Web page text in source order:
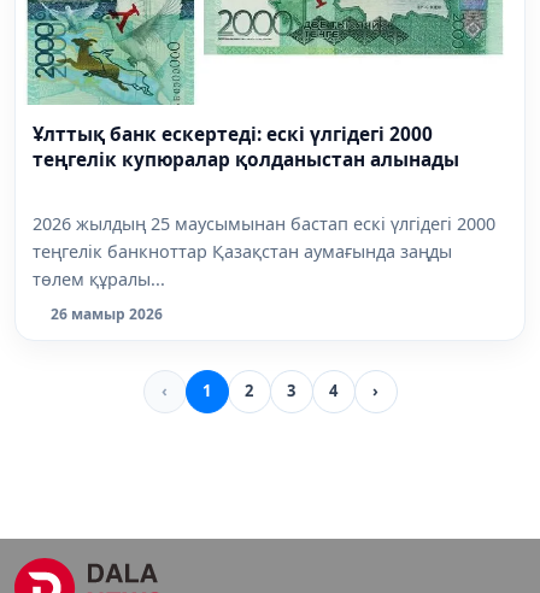
Ұлттық банк ескертеді: ескі үлгідегі 2000
теңгелік купюралар қолданыстан алынады
2026 жылдың 25 маусымынан бастап ескі үлгідегі 2000
теңгелік банкноттар Қазақстан аумағында заңды
төлем құралы...
26 мамыр 2026
‹ 1 2 3 4 ›